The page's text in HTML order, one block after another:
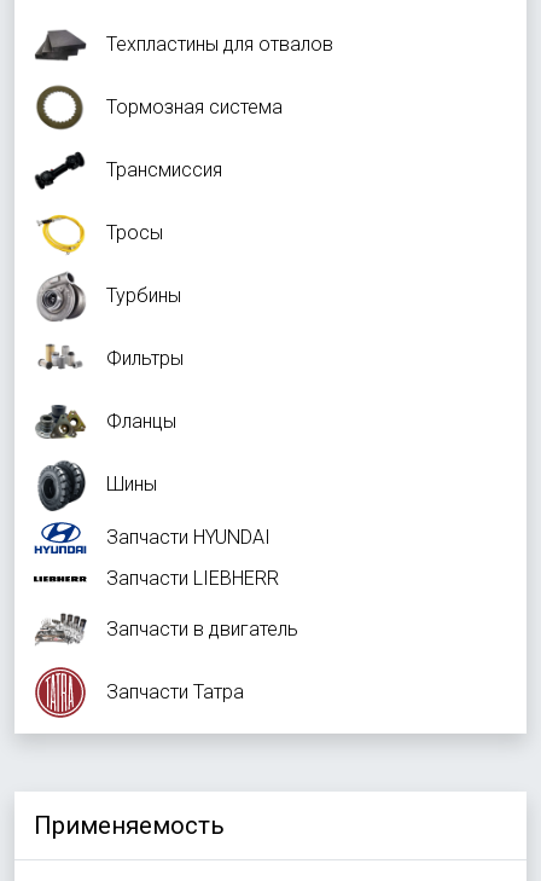
Техпластины для отвалов
Тормозная система
Трансмиссия
Тросы
Турбины
Фильтры
Фланцы
Шины
Запчасти HYUNDAI
Запчасти LIEBHERR
Запчасти в двигатель
Запчасти Татра
Применяемость